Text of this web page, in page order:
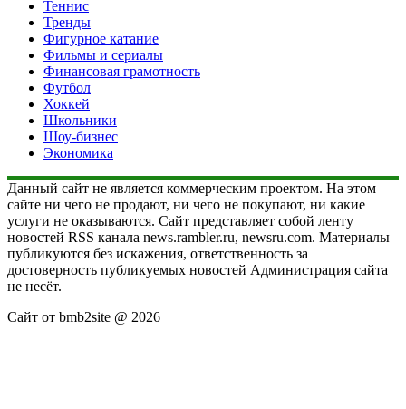
Теннис
Тренды
Фигурное катание
Фильмы и сериалы
Финансовая грамотность
Футбол
Хоккей
Школьники
Шоу-бизнес
Экономика
Данный сайт не является коммерческим проектом. На этом
сайте ни чего не продают, ни чего не покупают, ни какие
услуги не оказываются. Сайт представляет собой ленту
новостей RSS канала news.rambler.ru, newsru.com. Материалы
публикуются без искажения, ответственность за
достоверность публикуемых новостей Администрация сайта
не несёт.
Сайт от bmb2site @ 2026